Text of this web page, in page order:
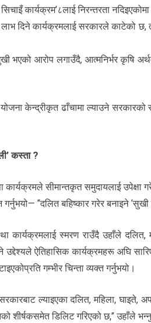
कार्यक्रम’८लाई निरन्तरता
लाभ दिने कार्यक्रमलाई सरकारले काटेको
भएको आरोप लगाउँदै, आत्मनिर्भर कृषि
केन्द्रीकृत ढाँचामा ल्याउने सरकारको
कस्ता ?
कार्यक्रमले सीमान्तकृत समुदायलाई उपेक्षा
“दलित बहिष्कार गरेर बनाइने ‘सुखी
स्मरण राउँदै उहाँले दलित,
उद्देश्यले ऐतिहासिक कार्यक्रमहरू अघि
गम्भीर चिन्ता व्यक्त गर्नुभयो।
ल्याइएका दलित, महिला, घाइते,
शीर्षकसमेत डिलिट गरिएको छ,” उहाँले